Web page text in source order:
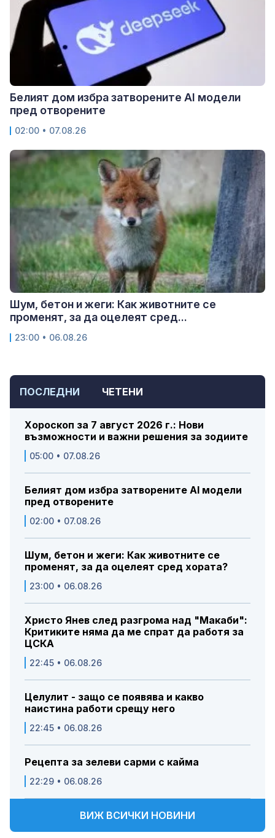
ПОСЛЕДНИ ЧЕТЕНИ
Хороскоп за 7 август 2026 г.: Нови
възможности и важни решения за зодиите
05:00 • 07.08.26
Белият дом избра затворените AI модели
пред отворените
02:00 • 07.08.26
Шум, бетон и жеги: Как животните се
променят, за да оцелеят сред хората?
23:00 • 06.08.26
Христо Янев след разгрома над "Макаби":
Критиките няма да ме спрат да работя за
ЦСКА
22:45 • 06.08.26
Целулит - защо се появява и какво
наистина работи срещу него
22:45 • 06.08.26
Рецепта за зелеви сарми с кайма
22:29 • 06.08.26
ВИЖ ВСИЧКИ НОВИНИ
Белият дом избра затворените AI модели
пред отворените
02:00 • 07.08.26
Шум, бетон и жеги: Как животните се
променят, за да оцелеят сред...
23:00 • 06.08.26